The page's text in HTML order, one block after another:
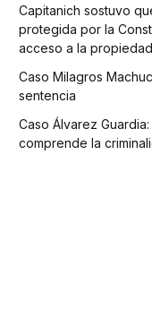
Capitanich sostuvo
protegida por la
acceso a la propiedad
Caso Milagros
sentencia
Caso Álvarez
comprende la